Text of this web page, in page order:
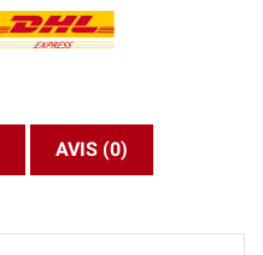
AVIS (0)